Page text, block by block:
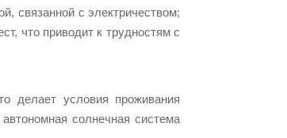
связанной с электричеством;
что приводит к трудностям с
делает условия проживания
солнечная система